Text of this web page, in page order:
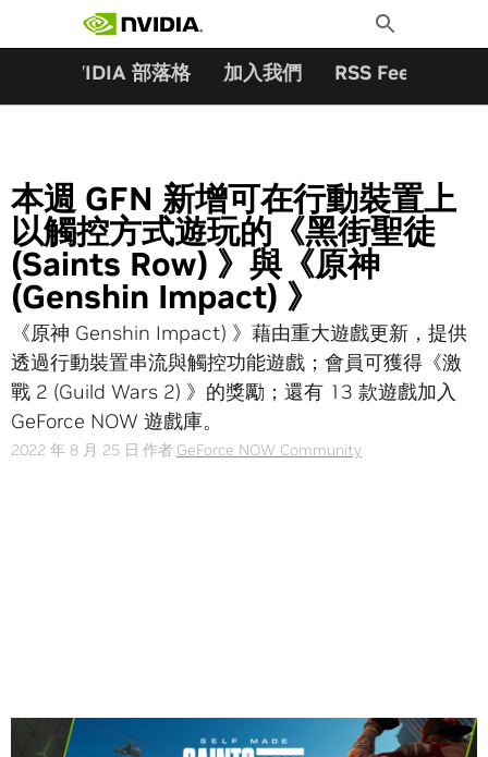
Toggle
Search
NVIDIA 部落格 加入我們 RSS Feeds
本週 GFN 新增可在行動裝置上
以觸控方式遊玩的《黑街聖徒
(Saints Row) 》與《原神
(Genshin Impact) 》
《原神 Genshin Impact) 》藉由重大遊戲更新，提供
透過行動裝置串流與觸控功能遊戲；會員可獲得《激
戰 2 (Guild Wars 2) 》的獎勵；還有 13 款遊戲加入
GeForce NOW 遊戲庫。
2022 年 8 月 25 日 作者 GeForce NOW Community
Share